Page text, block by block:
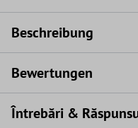
Beschreibung
Bewertungen
Întrebări &